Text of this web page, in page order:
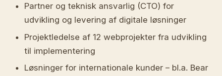
Partner og teknisk ansvarlig (CTO) for
udvikling og levering af digitale løsninger
Projektledelse af 12 webprojekter fra udvikling
til implementering
Løsninger for internationale kunder – bl.a. Bear